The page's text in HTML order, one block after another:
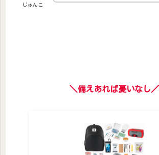
じゅんこ
＼備えあれば憂いなし／